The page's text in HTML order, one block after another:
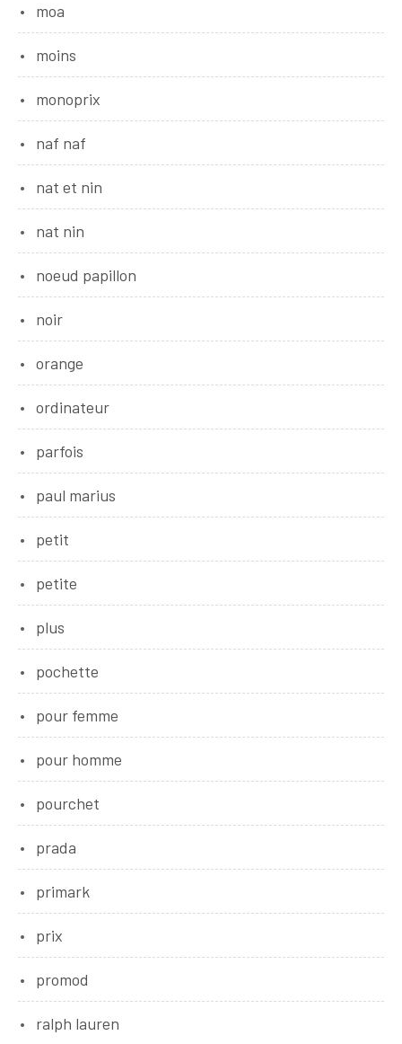
moa
moins
monoprix
naf naf
nat et nin
nat nin
noeud papillon
noir
orange
ordinateur
parfois
paul marius
petit
petite
plus
pochette
pour femme
pour homme
pourchet
prada
primark
prix
promod
ralph lauren